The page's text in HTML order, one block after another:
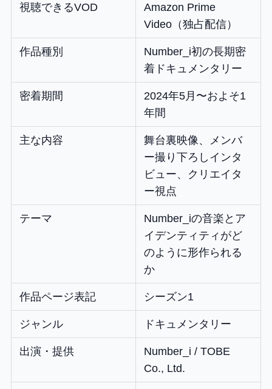
視聴できるVOD
Amazon Prime
Video（独占配信）
作品種別
Number_i初の長期密
着ドキュメンタリー
密着期間
2024年5月〜およそ1
年間
主な内容
舞台裏映像、メンバ
ー撮り下ろしインタ
ビュー、クリエイタ
ー視点
テーマ
Number_iの音楽とア
イデンティティがど
のように形作られる
か
作品ページ表記 シーズン1
ジャンル ドキュメンタリー
出演・提供
Number_i / TOBE
Co., Ltd.